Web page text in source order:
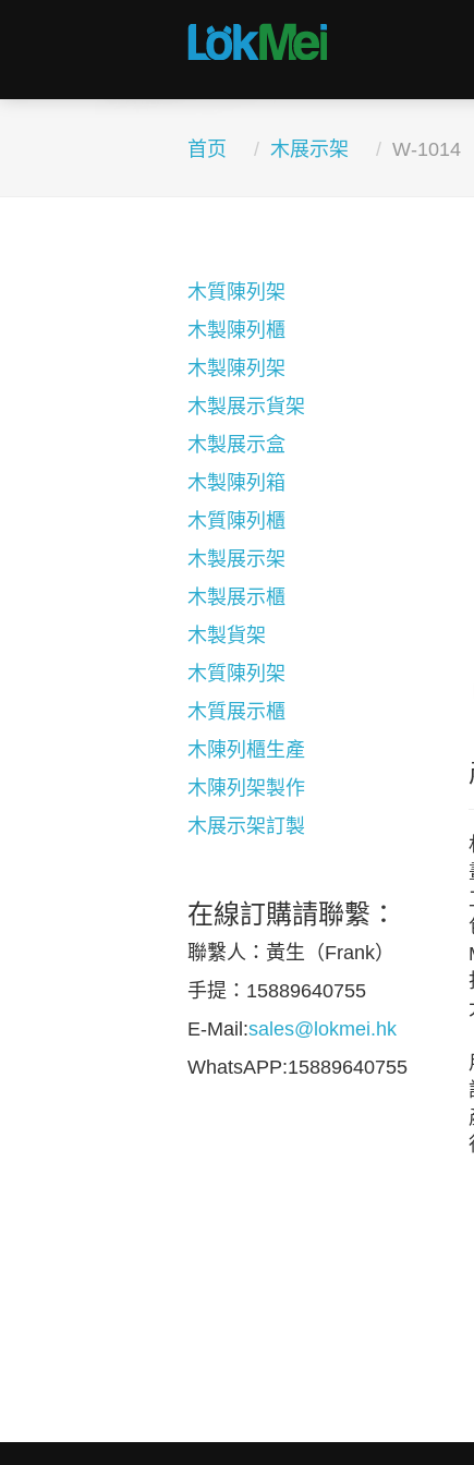
首页 木展示架 W-1014
木質陳列架
木製陳列櫃
木製陳列架
木製展示貨架
木製展示盒
木製陳列箱
木質陳列櫃
木製展示架
木製展示櫃
木製貨架
木質陳列架
木質展示櫃
木陳列櫃生產
木陳列架製作
木展示架訂製
在線訂購請聯繫：
聯繫人：黃生（Frank）
手提：15889640755
E-Mail:sales@lokmei.hk
WhatsAPP:15889640755